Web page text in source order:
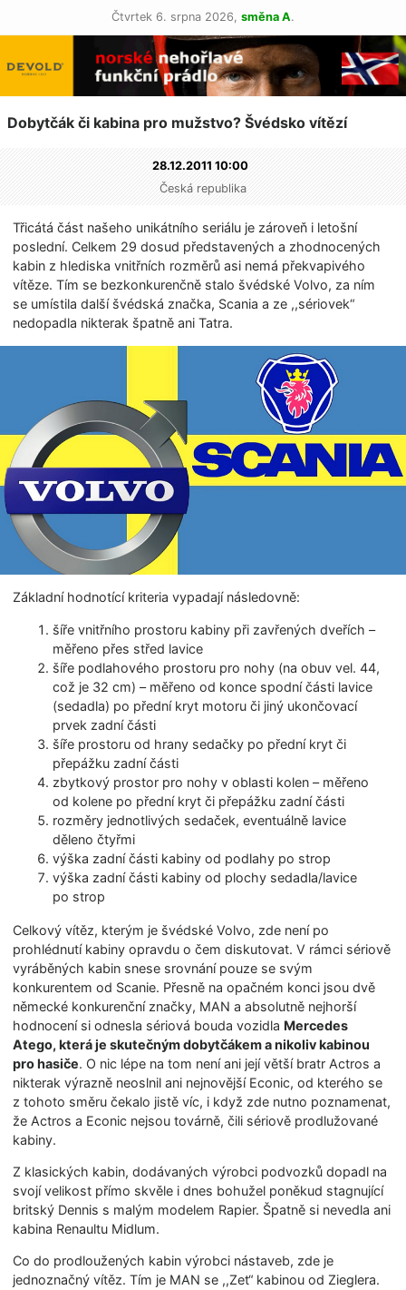
Čtvrtek 6. srpna 2026, směna A.
Dobytčák či kabina pro mužstvo? Švédsko vítězí
28.12.2011 10:00
Česká republika
Třicátá část našeho unikátního seriálu je zároveň i letošní
poslední. Celkem 29 dosud představených a zhodnocených
kabin z hlediska vnitřních rozměrů asi nemá překvapivého
vítěze. Tím se bezkonkurenčně stalo švédské Volvo, za ním
se umístila další švédská značka, Scania a ze ,,sériovek“
nedopadla nikterak špatně ani Tatra.
Základní hodnotící kriteria vypadají následovně:
šíře vnitřního prostoru kabiny při zavřených dveřích –
měřeno přes střed lavice
šíře podlahového prostoru pro nohy (na obuv vel. 44,
což je 32 cm) – měřeno od konce spodní části lavice
(sedadla) po přední kryt motoru či jiný ukončovací
prvek zadní části
šíře prostoru od hrany sedačky po přední kryt či
přepážku zadní části
zbytkový prostor pro nohy v oblasti kolen – měřeno
od kolene po přední kryt či přepážku zadní části
rozměry jednotlivých sedaček, eventuálně lavice
děleno čtyřmi
výška zadní části kabiny od podlahy po strop
výška zadní části kabiny od plochy sedadla/lavice
po strop
Celkový vítěz, kterým je švédské Volvo, zde není po
prohlédnutí kabiny opravdu o čem diskutovat. V rámci sériově
vyráběných kabin snese srovnání pouze se svým
konkurentem od Scanie. Přesně na opačném konci jsou dvě
německé konkurenční značky, MAN a absolutně nejhorší
hodnocení si odnesla sériová bouda vozidla Mercedes
Atego, která je skutečným dobytčákem a nikoliv kabinou
pro hasiče. O nic lépe na tom není ani její větší bratr Actros a
nikterak výrazně neoslnil ani nejnovější Econic, od kterého se
z tohoto směru čekalo jistě víc, i když zde nutno poznamenat,
že Actros a Econic nejsou továrně, čili sériově prodlužované
kabiny.
Z klasických kabin, dodávaných výrobci podvozků dopadl na
svojí velikost přímo skvěle i dnes bohužel poněkud stagnující
britský Dennis s malým modelem Rapier. Špatně si nevedla ani
kabina Renaultu Midlum.
Co do prodloužených kabin výrobci nástaveb, zde je
jednoznačný vítěz. Tím je MAN se ,,Zet“ kabinou od Zieglera.